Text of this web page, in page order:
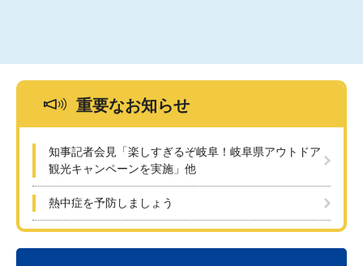
重要なお知らせ
知事記者会見「楽しすぎるぞ岐阜！岐阜県アウトドア
観光キャンペーンを実施」他
熱中症を予防しましょう